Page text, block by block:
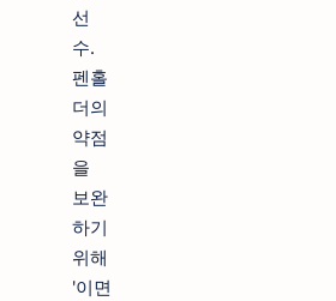
선
수.
펜홀
더의
약점
을
보완
하기
위해
'이면